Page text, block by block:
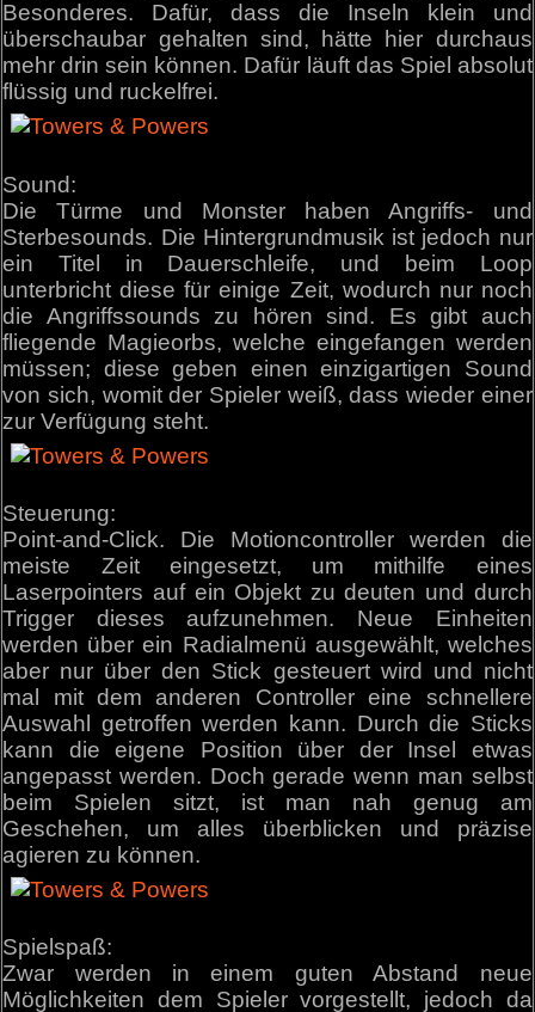
Besonderes. Dafür, dass die Inseln klein und
überschaubar gehalten sind, hätte hier durchaus
mehr drin sein können. Dafür läuft das Spiel absolut
flüssig und ruckelfrei.
Sound:
Die Türme und Monster haben Angriffs- und
Sterbesounds. Die Hintergrundmusik ist jedoch nur
ein Titel in Dauerschleife, und beim Loop
unterbricht diese für einige Zeit, wodurch nur noch
die Angriffssounds zu hören sind. Es gibt auch
fliegende Magieorbs, welche eingefangen werden
müssen; diese geben einen einzigartigen Sound
von sich, womit der Spieler weiß, dass wieder einer
zur Verfügung steht.
Steuerung:
Point-and-Click. Die Motioncontroller werden die
meiste Zeit eingesetzt, um mithilfe eines
Laserpointers auf ein Objekt zu deuten und durch
Trigger dieses aufzunehmen. Neue Einheiten
werden über ein Radialmenü ausgewählt, welches
aber nur über den Stick gesteuert wird und nicht
mal mit dem anderen Controller eine schnellere
Auswahl getroffen werden kann. Durch die Sticks
kann die eigene Position über der Insel etwas
angepasst werden. Doch gerade wenn man selbst
beim Spielen sitzt, ist man nah genug am
Geschehen, um alles überblicken und präzise
agieren zu können.
Spielspaß:
Zwar werden in einem guten Abstand neue
Möglichkeiten dem Spieler vorgestellt, jedoch da